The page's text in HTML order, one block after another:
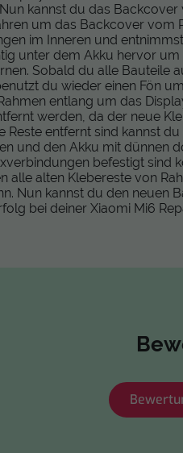
kannst du das
um das Backcover
im Inneren und
unter dem Akku hervor
Sobald du alle Bauteile
du wieder einen Fön
entlang um das
werden, da der neue
Reste entfernt sind kannst
und den Akku mit dünnen
befestigt
alle alten Klebereste von
Nun kannst du den
bei deiner Xiaomi Mi6